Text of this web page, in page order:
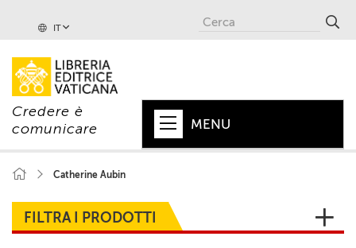
IT
Credere è
comunicare
MENU
PAPA
+
VATICANO
Catherine Aubin
FILTRA I PRODOTTI